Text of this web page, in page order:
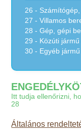
26 -
27 - Villamos
28 - Gép, gépi
29 - Közúti
30 - Egyéb
Itt tudja ellenőrizni,
28
Általános